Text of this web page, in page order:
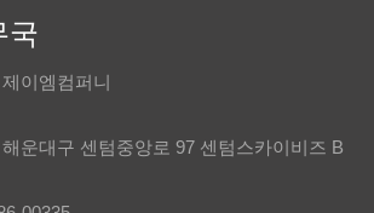
국
이엠컴퍼니
운대구 센텀중앙로 97 센텀스카이비즈 B